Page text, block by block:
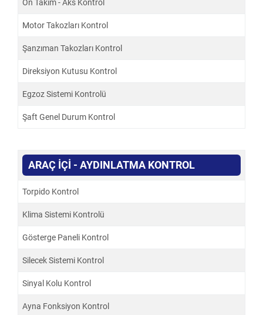
Ön Takım - Aks Kontrol
Motor Takozları Kontrol
Şanzıman Takozları Kontrol
Direksiyon Kutusu Kontrol
Egzoz Sistemi Kontrolü
Şaft Genel Durum Kontrol
ARAÇ İÇİ - AYDINLATMA KONTROL
Torpido Kontrol
Klima Sistemi Kontrolü
Gösterge Paneli Kontrol
Silecek Sistemi Kontrol
Sinyal Kolu Kontrol
Ayna Fonksiyon Kontrol